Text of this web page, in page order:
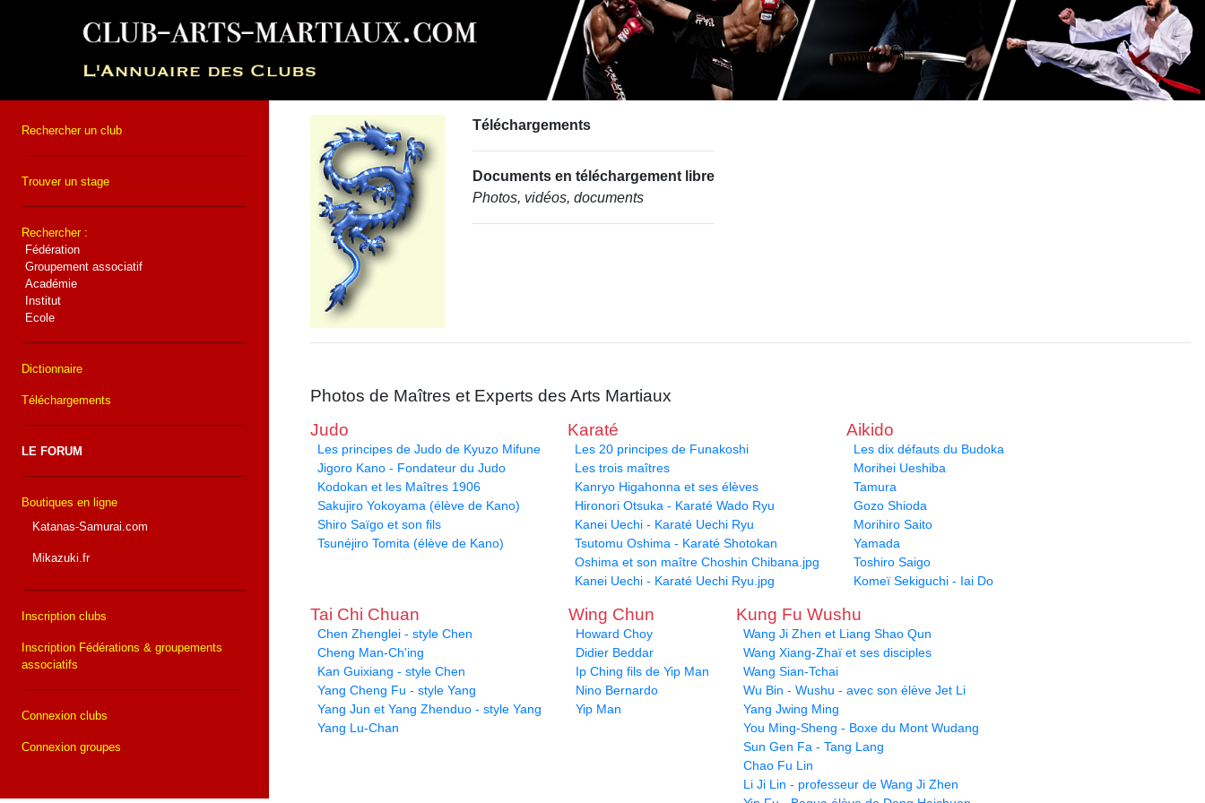
Rechercher un club
Trouver un stage
Rechercher :
Fédération
Groupement associatif
Académie
Institut
Ecole
Dictionnaire
Téléchargements
LE FORUM
Boutiques en ligne
Katanas-Samurai.com
Mikazuki.fr
Inscription clubs
Inscription Fédérations & groupements
associatifs
Connexion clubs
Connexion groupes
Téléchargements
Documents en téléchargement libre
Photos, vidéos, documents
Photos de Maîtres et Experts des Arts Martiaux
Judo
Les principes de Judo de Kyuzo Mifune
Jigoro Kano - Fondateur du Judo
Kodokan et les Maîtres 1906
Sakujiro Yokoyama (élève de Kano)
Shiro Saïgo et son fils
Tsunéjiro Tomita (élève de Kano)
Karaté
Les 20 principes de Funakoshi
Les trois maîtres
Kanryo Higahonna et ses élèves
Hironori Otsuka - Karaté Wado Ryu
Kanei Uechi - Karaté Uechi Ryu
Tsutomu Oshima - Karaté Shotokan
Oshima et son maître Choshin Chibana.jpg
Kanei Uechi - Karaté Uechi Ryu.jpg
Aikido
Les dix défauts du Budoka
Morihei Ueshiba
Tamura
Gozo Shioda
Morihiro Saito
Yamada
Toshiro Saigo
Komeï Sekiguchi - Iai Do
Tai Chi Chuan
Chen Zhenglei - style Chen
Cheng Man-Ch'ing
Kan Guixiang - style Chen
Yang Cheng Fu - style Yang
Yang Jun et Yang Zhenduo - style Yang
Yang Lu-Chan
Wing Chun
Howard Choy
Didier Beddar
Ip Ching fils de Yip Man
Nino Bernardo
Yip Man
Kung Fu Wushu
Wang Ji Zhen et Liang Shao Qun
Wang Xiang-Zhaï et ses disciples
Wang Sian-Tchai
Wu Bin - Wushu - avec son élève Jet Li
Yang Jwing Ming
You Ming-Sheng - Boxe du Mont Wudang
Sun Gen Fa - Tang Lang
Chao Fu Lin
Li Ji Lin - professeur de Wang Ji Zhen